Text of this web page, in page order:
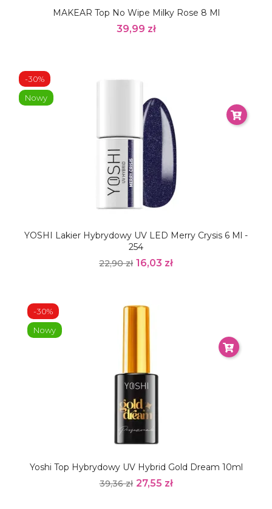
MAKEAR Top No Wipe Milky Rose 8 Ml
39,99 zł
YOSHI Lakier Hybrydowy UV LED Merry Crysis 6 Ml -
254
22,90 zł 16,03 zł
-30%
Nowy
Yoshi Top Hybrydowy UV Hybrid Gold Dream 10ml
39,36 zł 27,55 zł
-30%
Nowy